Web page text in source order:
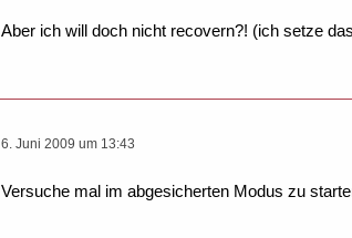
Aber ich will doch nicht recovern?! (ich setze
6. Juni 2009 um 13:43
Versuche mal im abgesicherten Modus zu